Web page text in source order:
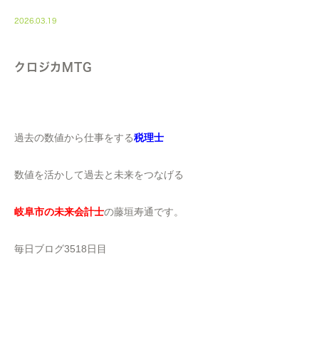
2026.03.19
クロジカMTG
過去の数値から仕事をする税理士
数値を活かして過去と未来をつなげる
岐阜市の未来会計士の藤垣寿通です。
毎日ブログ3518日目